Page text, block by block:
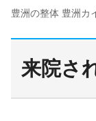
豊洲の整体 豊洲カ
来院さ